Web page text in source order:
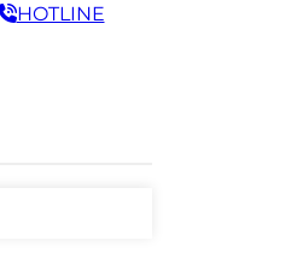
HOTLINE